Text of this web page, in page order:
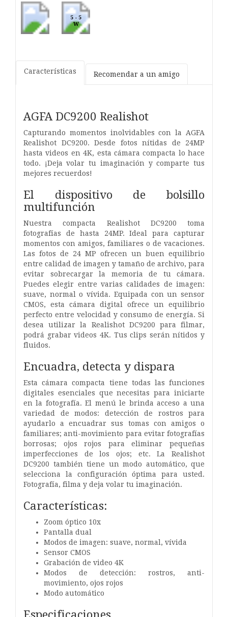
5 - 5
W
Características Recomendar a un amigo
AGFA DC9200 Realishot
Capturando momentos inolvidables con la AGFA
Realishot DC9200. Desde fotos nítidas de 24MP
hasta videos en 4K, esta cámara compacta lo hace
todo. ¡Deja volar tu imaginación y comparte tus
mejores recuerdos!
El dispositivo de bolsillo
multifunción
Nuestra compacta Realishot DC9200 toma
fotografías de hasta 24MP. Ideal para capturar
momentos con amigos, familiares o de vacaciones.
Las fotos de 24 MP ofrecen un buen equilibrio
entre calidad de imagen y tamaño de archivo, para
evitar sobrecargar la memoria de tu cámara.
Puedes elegir entre varias calidades de imagen:
suave, normal o vívida. Equipada con un sensor
CMOS, esta cámara digital ofrece un equilibrio
perfecto entre velocidad y consumo de energía. Si
desea utilizar la Realishot DC9200 para filmar,
podrá grabar videos 4K. Tus clips serán nítidos y
fluidos.
Encuadra, detecta y dispara
Esta cámara compacta tiene todas las funciones
digitales esenciales que necesitas para iniciarte
en la fotografía. El menú le brinda acceso a una
variedad de modos: detección de rostros para
ayudarlo a encuadrar sus tomas con amigos o
familiares; anti-movimiento para evitar fotografías
borrosas; ojos rojos para eliminar pequeñas
imperfecciones de los ojos; etc. La Realishot
DC9200 también tiene un modo automático, que
selecciona la configuración óptima para usted.
Fotografía, filma y deja volar tu imaginación.
Características:
Zoom óptico 10x
Pantalla dual
Modos de imagen: suave, normal, vívida
Sensor CMOS
Grabación de video 4K
Modos de detección: rostros, anti-
movimiento, ojos rojos
Modo automático
Especificaciones